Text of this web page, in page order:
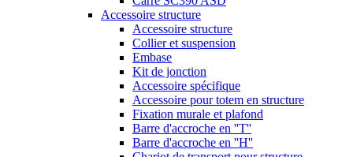
Accessoire structure
Accessoire structure
Collier et suspension
Embase
Kit de jonction
Accessoire spécifique
Accessoire pour totem en structure
Fixation murale et plafond
Barre d'accroche en ''T''
Barre d'accroche en ''H''